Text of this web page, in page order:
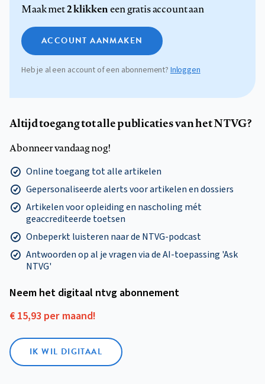
Maak met2 klikkeneen gratis account aan
ACCOUNT AANMAKEN
Heb je al een account of een abonnement?Inloggen
Altijd toegang tot alle publicaties van het NTVG?
Abonneer vandaag nog!
Online toegang tot alle artikelen
Gepersonaliseerde alerts voor artikelen en dossiers
Artikelen voor opleiding en nascholing mét
geaccrediteerde toetsen
Onbeperkt luisteren naar de NTVG-podcast
Antwoorden op al je vragen via de AI-toepassing 'Ask
NTVG'
Neem het digitaal ntvg abonnement
€ 15,93 per maand!
IK WIL DIGITAAL